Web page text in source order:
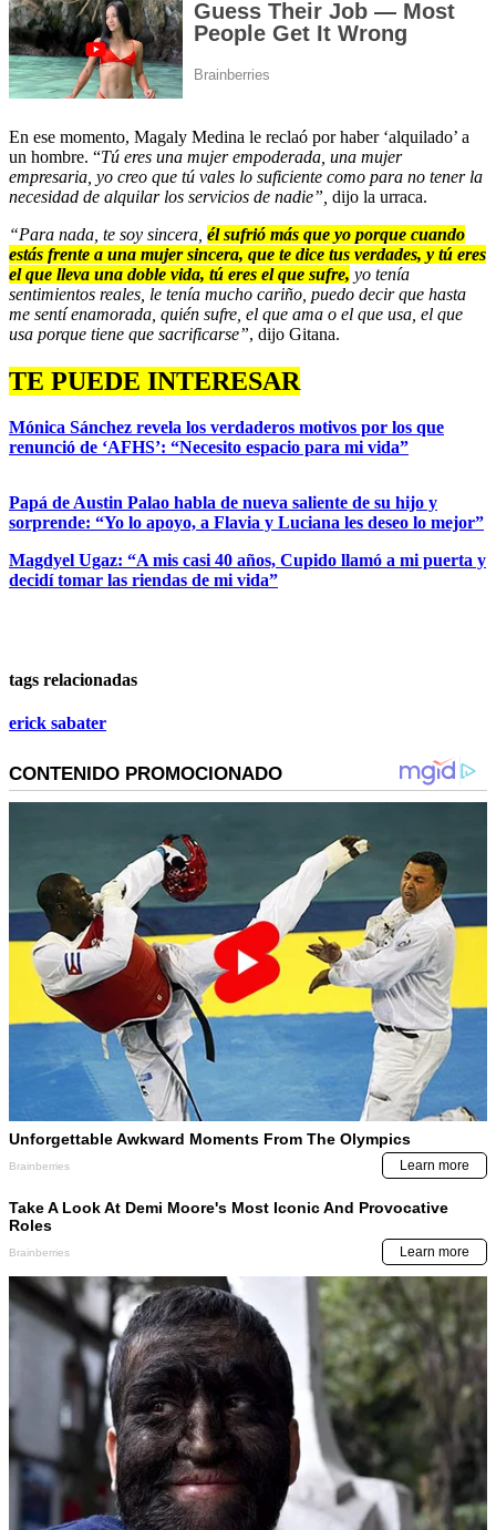
En ese momento, Magaly Medina le reclaó por haber ‘alquilado’ a
un hombre. “Tú eres una mujer empoderada, una mujer
empresaria, yo creo que tú vales lo suficiente como para no tener la
necesidad de alquilar los servicios de nadie”, dijo la urraca.
“Para nada, te soy sincera, él sufrió más que yo porque cuando
estás frente a una mujer sincera, que te dice tus verdades, y tú eres
el que lleva una doble vida, tú eres el que sufre, yo tenía
sentimientos reales, le tenía mucho cariño, puedo decir que hasta
me sentí enamorada, quién sufre, el que ama o el que usa, el que
usa porque tiene que sacrificarse”, dijo Gitana.
TE PUEDE INTERESAR
Mónica Sánchez revela los verdaderos motivos por los que
renunció de ‘AFHS’: “Necesito espacio para mi vida”
Papá de Austin Palao habla de nueva saliente de su hijo y
sorprende: “Yo lo apoyo, a Flavia y Luciana les deseo lo mejor”
Magdyel Ugaz: “A mis casi 40 años, Cupido llamó a mi puerta y
decidí tomar las riendas de mi vida”
tags relacionadas
erick sabater